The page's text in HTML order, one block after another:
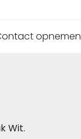
opnemen
Wit.